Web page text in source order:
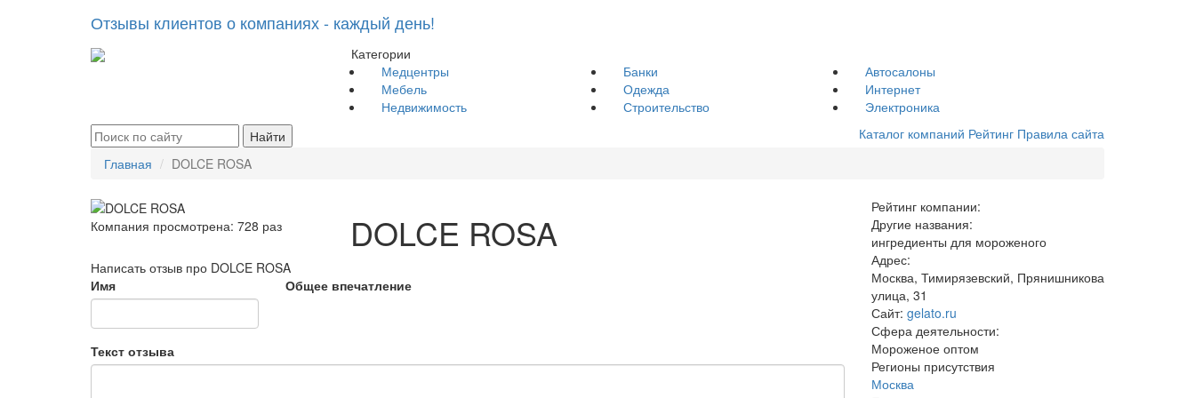
Отзывы клиентов о компаниях - каждый день!
Категории
Медцентры
Банки
Автосалоны
Мебель
Одежда
Интернет
Недвижимость
Строительство
Электроника
Найти
Каталог компаний Рейтинг Правила сайта
Главная
DOLCE ROSA
Рейтинг компании:
Другие названия:
ингредиенты для мороженого
Адрес:
Москва, Тимирязевский, Прянишникова
улица, 31
Сайт: gelato.ru
Сфера деятельности:
Мороженое оптом
Регионы присутствия
Москва
Компания просмотрена: 728 раз DOLCE ROSA
Написать отзыв про DOLCE ROSA
Имя
Общее впечатление
Текст отзыва